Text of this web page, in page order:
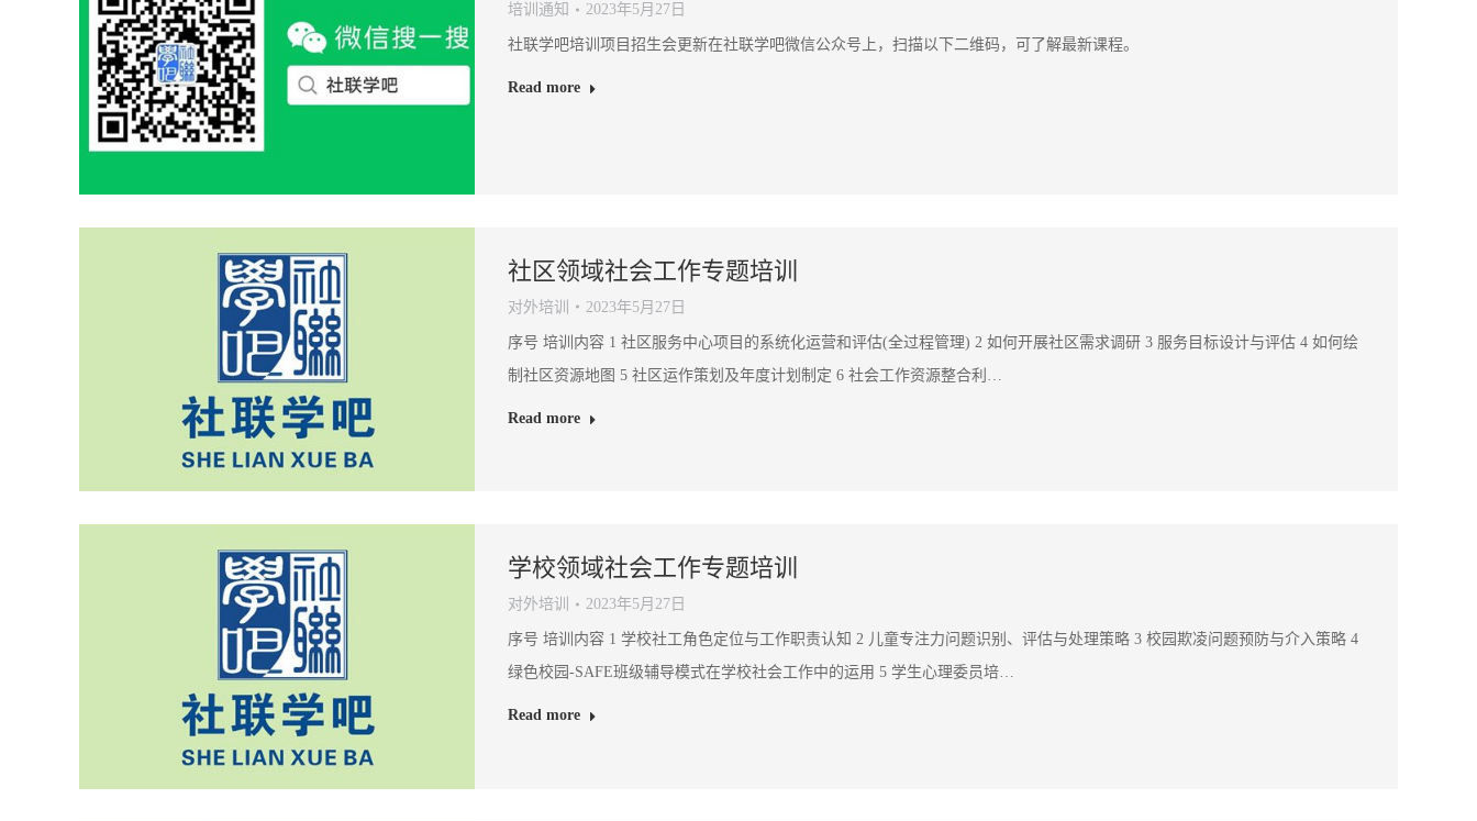
培训通知 2023年5月27日
社联学吧培训项目招生会更新在社联学吧微信公众号上，扫描以下二维码，可了解最新课程。
Read more
社区领域社会工作专题培训
对外培训 2023年5月27日
序号 培训内容 1 社区服务中心项目的系统化运营和评估(全过程管理) 2 如何开展社区需求调研 3 服务目标设计与评估 4 如何绘
制社区资源地图 5 社区运作策划及年度计划制定 6 社会工作资源整合利…
Read more
学校领域社会工作专题培训
对外培训 2023年5月27日
序号 培训内容 1 学校社工角色定位与工作职责认知 2 儿童专注力问题识别、评估与处理策略 3 校园欺凌问题预防与介入策略 4
绿色校园-SAFE班级辅导模式在学校社会工作中的运用 5 学生心理委员培…
Read more